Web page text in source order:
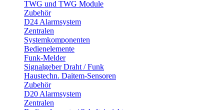
TWG und TWG Module
Zubehör
D24 Alarmsystem
Zentralen
Systemkomponenten
Bedienelemente
Funk-Melder
Signalgeber Draht / Funk
Haustechn. Daitem-Sensoren
Zubehör
D20 Alarmsystem
Zentralen